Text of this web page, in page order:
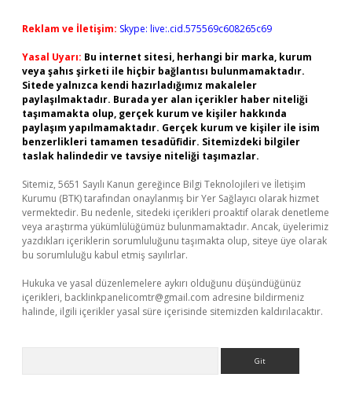
Reklam ve İletişim: Skype: live:.cid.575569c608265c69
Yasal Uyarı: Bu internet sitesi, herhangi bir marka, kurum
veya şahıs şirketi ile hiçbir bağlantısı bulunmamaktadır.
Sitede yalnızca kendi hazırladığımız makaleler
paylaşılmaktadır. Burada yer alan içerikler haber niteliği
taşımamakta olup, gerçek kurum ve kişiler hakkında
paylaşım yapılmamaktadır. Gerçek kurum ve kişiler ile isim
benzerlikleri tamamen tesadüfidir. Sitemizdeki bilgiler
taslak halindedir ve tavsiye niteliği taşımazlar.
Sitemiz, 5651 Sayılı Kanun gereğince Bilgi Teknolojileri ve İletişim
Kurumu (BTK) tarafından onaylanmış bir Yer Sağlayıcı olarak hizmet
vermektedir. Bu nedenle, sitedeki içerikleri proaktif olarak denetleme
veya araştırma yükümlülüğümüz bulunmamaktadır. Ancak, üyelerimiz
yazdıkları içeriklerin sorumluluğunu taşımakta olup, siteye üye olarak
bu sorumluluğu kabul etmiş sayılırlar.
Hukuka ve yasal düzenlemelere aykırı olduğunu düşündüğünüz
içerikleri, backlinkpanelicomtr@gmail.com adresine bildirmeniz
halinde, ilgili içerikler yasal süre içerisinde sitemizden kaldırılacaktır.